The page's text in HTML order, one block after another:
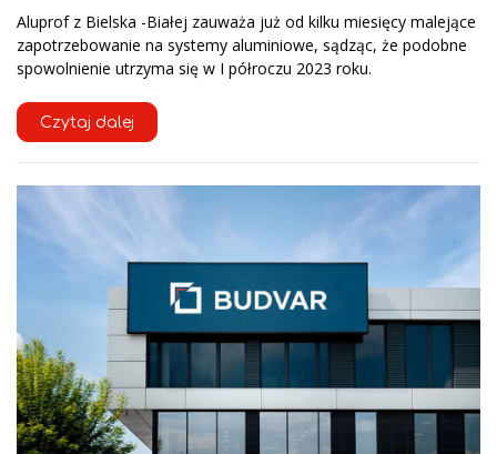
Aluprof z Bielska -Białej zauważa już od kilku miesięcy malejące
zapotrzebowanie na systemy aluminiowe, sądząc, że podobne
spowolnienie utrzyma się w I półroczu 2023 roku.
Czytaj dalej